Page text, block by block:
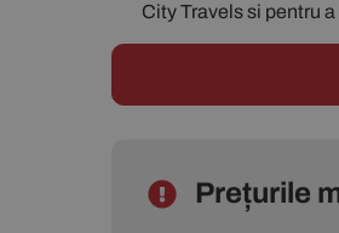
City Travels si pentru
Prețurile